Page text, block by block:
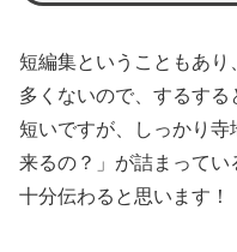
短編集ということもあり
多くないので、するする
短いですが、しっかり寺
来るの？」が詰まって
十分伝わると思います！